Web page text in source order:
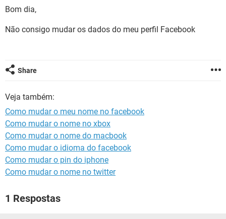
GUIA DE COMPRAS
GUIA DE COMPRAS
CELULAR
OUTLOOK EXCEL
Bom dia,
Não consigo mudar os dados do meu perfil Facebook
Share
Veja também:
Como mudar o meu nome no facebook
Como mudar o nome no xbox
Como mudar o nome do macbook
Como mudar o idioma do facebook
Como mudar o pin do iphone
Como mudar o nome no twitter
1 Respostas